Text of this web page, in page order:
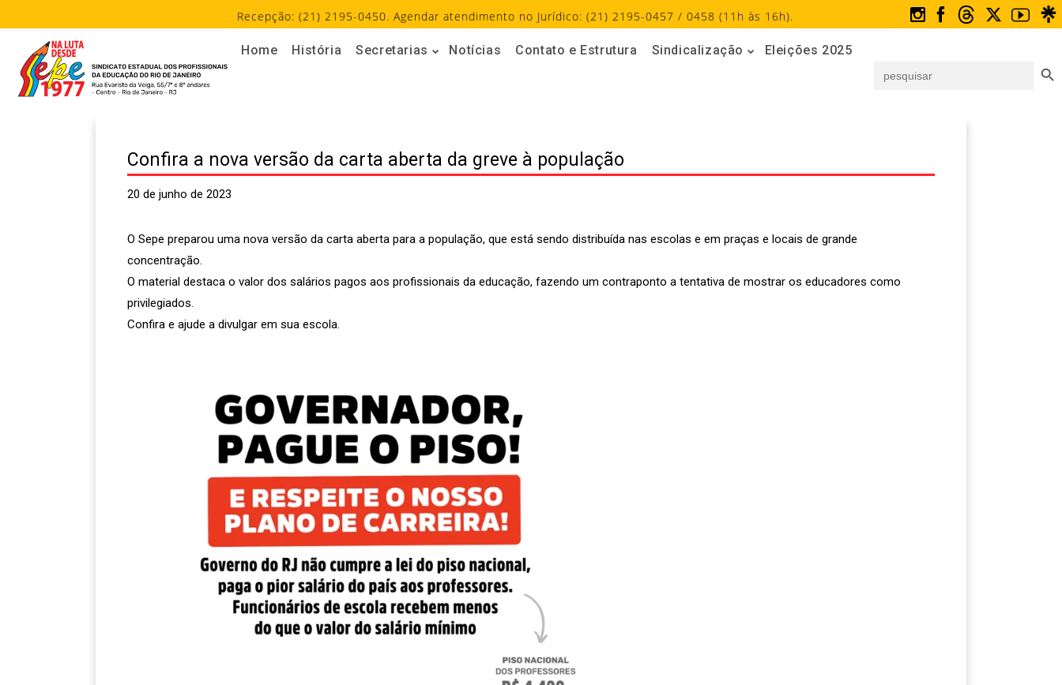
Recepção: (21) 2195-0450. Agendar atendimento no Jurídico: (21) 2195-0457 / 0458 (11h às 16h).
Home História Secretarias Notícias Contato e Estrutura Sindicalização
Eleições 2025
for:
Confira a nova versão da carta aberta da greve à população
20 de junho de 2023
O Sepe preparou uma nova versão da carta aberta para a população, que está sendo distribuída nas escolas e em praças e locais de grande
concentração.
O material destaca o valor dos salários pagos aos profissionais da educação, fazendo um contraponto a tentativa de mostrar os educadores como
privilegiados.
Confira e ajude a divulgar em sua escola.